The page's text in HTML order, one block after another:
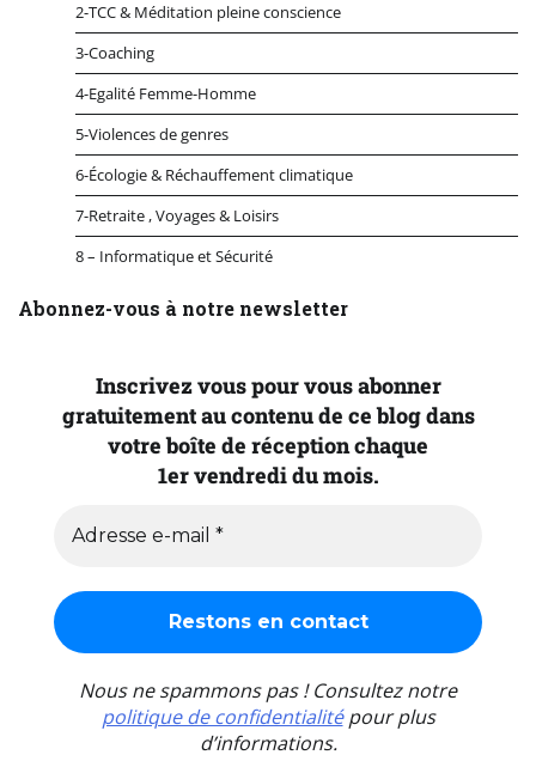
2-TCC & Méditation pleine conscience
3-Coaching
4-Egalité Femme-Homme
5-Violences de genres
6-Écologie & Réchauffement climatique
7-Retraite , Voyages & Loisirs
8 – Informatique et Sécurité
Abonnez-vous à notre newsletter
Inscrivez vous pour vous abonner
gratuitement au contenu de ce blog dans
votre boîte de réception chaque
1er vendredi du mois.
Nous ne spammons pas ! Consultez notre
politique de confidentialitépour plus
d’informations.